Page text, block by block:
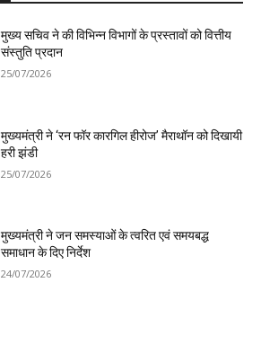
मुख्य सचिव ने की विभिन्न विभागों के प्रस्तावों को वित्तीय
संस्तुति प्रदान
25/07/2026
मुख्यमंत्री ने ‘रन फॉर कारगिल हीरोज’ मैराथॉन को दिखायी
हरी झंडी
25/07/2026
मुख्यमंत्री ने जन समस्याओं के त्वरित एवं समयबद्ध
समाधान के दिए निर्देश
24/07/2026